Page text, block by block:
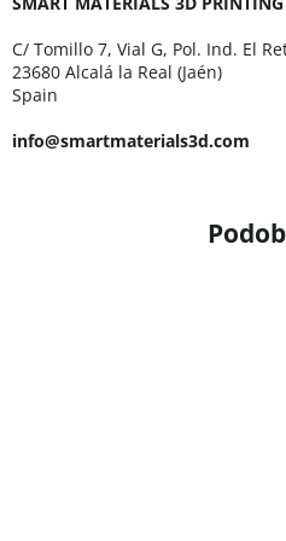
C/ Tomillo 7, Vial G, Pol. Ind. El
23680 Alcalá la Real (Jaén)
Spain
info@smartmaterials3d.com